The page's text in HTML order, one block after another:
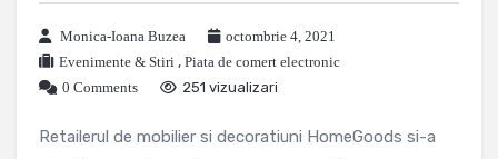
Monica-Ioana Buzea
octombrie 4, 2021
Evenimente & Stiri , Piata de comert electronic
0 Comments
251 vizualizari
Retailerul de mobilier si decoratiuni HomeGoods si-a